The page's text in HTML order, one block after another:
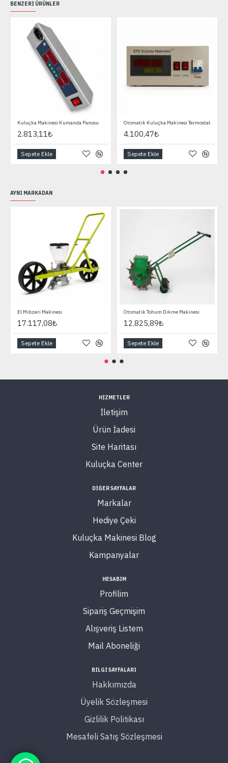
BENZERI ÜRÜNLER
Kuluçka Makinesi Kumanda Panosu
2.813,11₺
Sepete Ekle
Otomatik Kuluçka Makinesi Termostat
4.100,47₺
Sepete Ekle
AYNI MARKADAN
El Mibzeri Makinesi
17.117,08₺
Sepete Ekle
Otomatik Tohum Dikme Makinesi
12.825,89₺
Sepete Ekle
HİZMETLER
İletişim
Ürün İadesi
Site Haritası
Kuluçka Center
DİĞER SAYFALAR
Markalar
Hediye Çeki
Kuluçka Makinesi Blog
Kampanyalar
HESABIM
Profilim
Sipariş Geçmişim
Alışveriş Listem
Mail Aboneliği
BİLGİ SAYFALARI
Hakkımızda
Üyelik Sözleşmesi
Gizlilik Politikası
Mesafeli Satış Sözleşmesi